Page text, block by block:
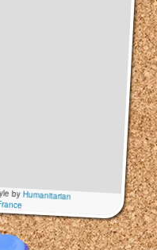
byHumanitarian